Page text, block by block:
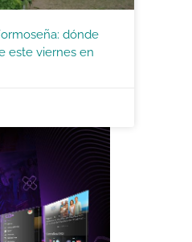
dónde
este viernes en